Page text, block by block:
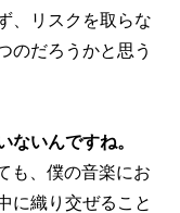
、リスクを取らな
のだろうかと思う
ないんですね。
も、僕の音楽にお
に織り交ぜること